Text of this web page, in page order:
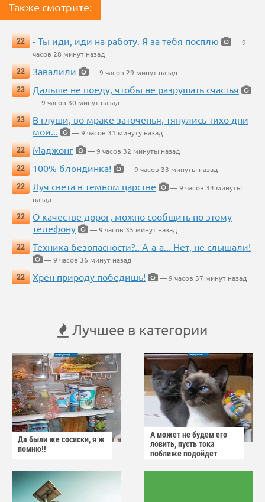
Также смотрите:
22 - Ты иди, иди на работу. Я за тебя посплю
— 9
часов 28 минут назад
22
Завалили
— 9 часов 29 минут назад
23
Дальше не поеду, чтобы не разрушать счастья
— 9 часов 30 минут назад
23
В глуши, во мраке заточенья, тянулись тихо дни
мои...
— 9 часов 31 минуту назад
22
Маджонг
— 9 часов 32 минуты назад
22
100% блондинка!
— 9 часов 33 минуты назад
22
Луч света в темном царстве
— 9 часов 34 минуты
назад
22
О качестве дорог, можно сообщить по этому
телефону
— 9 часов 35 минут назад
22
Техника безопасности?.. А-а-а... Нет, не слышали!
— 9 часов 36 минут назад
22
Хрен природу победишь! — 9 часов 37 минут назад
Лучшее в категории
Да были же сосиски, я ж
помню!!
А может не будем его
ловить, пусть тока
поближе подойдет